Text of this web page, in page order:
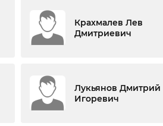
Крахмалев Лев
Дмитриевич
Лукьянов Дмитрий
Игоревич